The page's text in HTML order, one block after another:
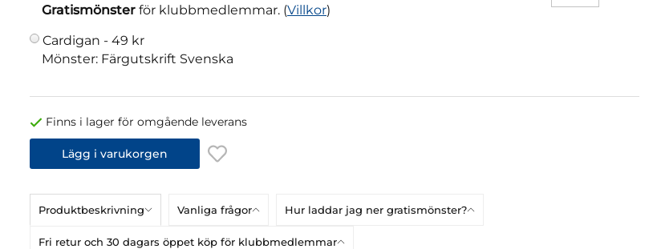
Gratismönster för klubbmedlemmar. (Villkor)
Cardigan - 49 kr
Mönster: Färgutskrift Svenska
Finns i lager för omgående leverans
Lägg i varukorgen
Produktbeskrivning Vanliga frågor Hur laddar jag ner gratismönster?
Fri retur och 30 dagars öppet köp för klubbmedlemmar